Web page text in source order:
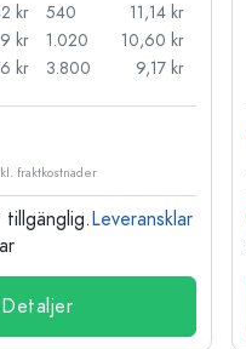
kr
kr
kr
540
11,14 kr
1.020
10,60 kr
3.800
9,17 kr
fraktkostnader
Leveransklar
Detaljer